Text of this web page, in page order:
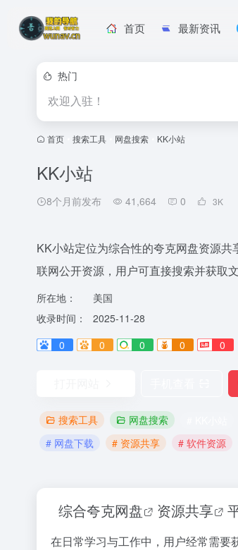
首页 最新资讯
热门
欢迎入驻！
首页 搜索工具 网盘搜索 KK小站
KK小站
8个月前发布 41,664 0 3K
KK小站定位为综合性的夸克网盘资源
联网公开资源，用户可直接搜索并获取
所在地：
美国
收录时间：
2025-11-28
0
0 0 0 0
搜索工具 网盘搜索
# 网盘下载
# 资源共享 # 软件资源
综合夸克网盘 资源共享
在日常学习与工作中，用户经常需